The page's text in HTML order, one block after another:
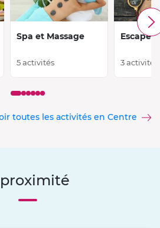
Spa et Massage
5 activités
Escape
3 activités
toutes les activités en Centre